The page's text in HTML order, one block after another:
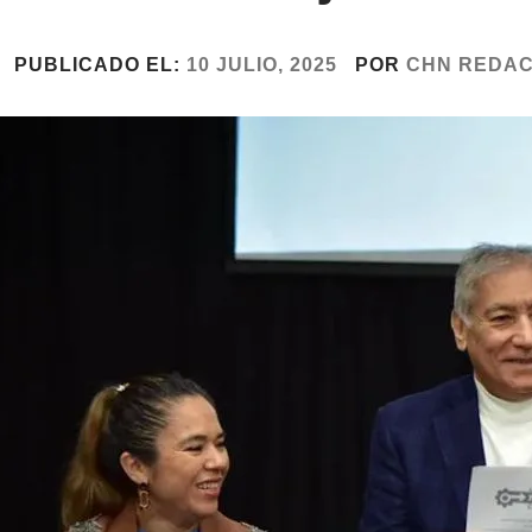
PUBLICADO EL: 10 JULIO, 2025 POR CHN